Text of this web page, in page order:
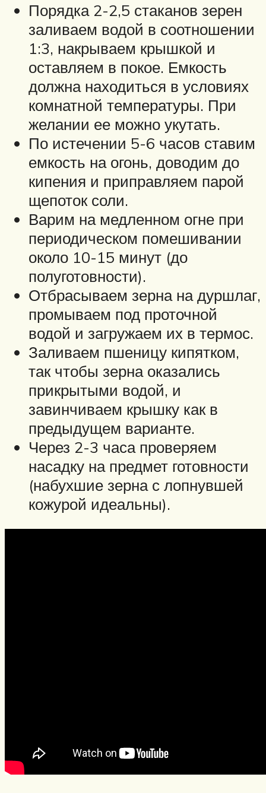
Порядка 2-2,5 стаканов зерен
заливаем водой в соотношении
1:3, накрываем крышкой и
оставляем в покое. Емкость
должна находиться в условиях
комнатной температуры. При
желании ее можно укутать.
По истечении 5-6 часов ставим
емкость на огонь, доводим до
кипения и приправляем парой
щепоток соли.
Варим на медленном огне при
периодическом помешивании
около 10-15 минут (до
полуготовности).
Отбрасываем зерна на дуршлаг,
промываем под проточной
водой и загружаем их в термос.
Заливаем пшеницу кипятком,
так чтобы зерна оказались
прикрытыми водой, и
завинчиваем крышку как в
предыдущем варианте.
Через 2-3 часа проверяем
насадку на предмет готовности
(набухшие зерна с лопнувшей
кожурой идеальны).